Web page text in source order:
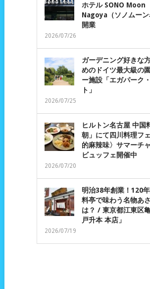
ホテル SONO Moon
Nagoya（ソノムーン
開業
2026/07/26
ガーデニング好きな
めのドイツ最大級の
ー施設「エガパーク
ト」
2026/07/25
ヒルトン名古屋 中国
朝」にて四川料理フ
的麻辣味〉サマーチ
ビュッフェ開催中
2026/07/20
明治38年創業！120
料亭で味わう名物あ
は？ / 東京都江東区
戸升本 本店」
2026/07/19